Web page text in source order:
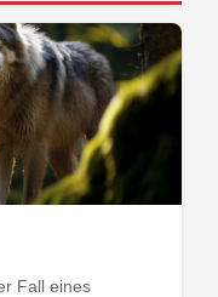
Fall eines